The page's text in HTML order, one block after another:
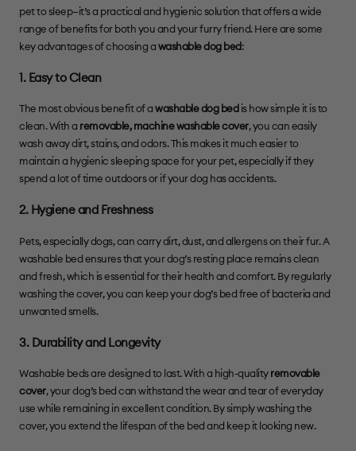
pet to sleep—it’s a practical and hygienic solution that offers a wide
range of benefits for both you and your furry friend. Here are some
key advantages of choosing a washable dog bed :
1. Easy to Clean
The most obvious benefit of a washable dog bed is how simple it is to
clean. With a removable, machine washable cover, you can easily
wash away dirt, stains, and odors. This makes it much easier to
maintain a hygienic sleeping space for your pet, especially if they
spend a lot of time outdoors or if your dog has accidents.
2. Hygiene and Freshness
Pets, especially dogs, can carry dirt, dust, and allergens on their fur. A
washable bed ensures that your dog’s resting place remains clean
and fresh, which is essential for their health and comfort. By regularly
washing the cover, you can keep your dog’s bed free of bacteria and
unwanted smells.
3. Durability and Longevity
Washable beds are designed to last. With a high-quality removable
cover, your dog’s bed can withstand the wear and tear of everyday
use while remaining in excellent condition. By simply washing the
cover, you extend the lifespan of the bed and keep it looking new.